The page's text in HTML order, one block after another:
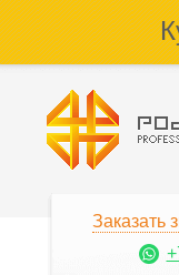
Заказать